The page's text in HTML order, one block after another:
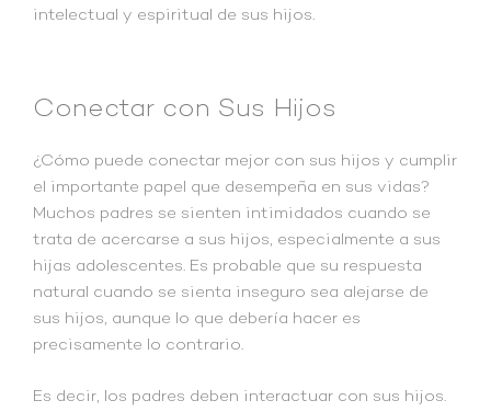
intelectual y espiritual de sus hijos.
Conectar con Sus Hijos
¿Cómo puede conectar mejor con sus hijos y cumplir
el importante papel que desempeña en sus vidas?
Muchos padres se sienten intimidados cuando se
trata de acercarse a sus hijos, especialmente a sus
hijas adolescentes. Es probable que su respuesta
natural cuando se sienta inseguro sea alejarse de
sus hijos, aunque lo que debería hacer es
precisamente lo contrario.
Es decir, los padres deben interactuar con sus hijos.